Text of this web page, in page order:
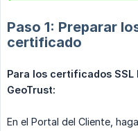
Paso 1: Preparar
certificado
Para los certificados
GeoTrust:
En el Portal del Cliente,